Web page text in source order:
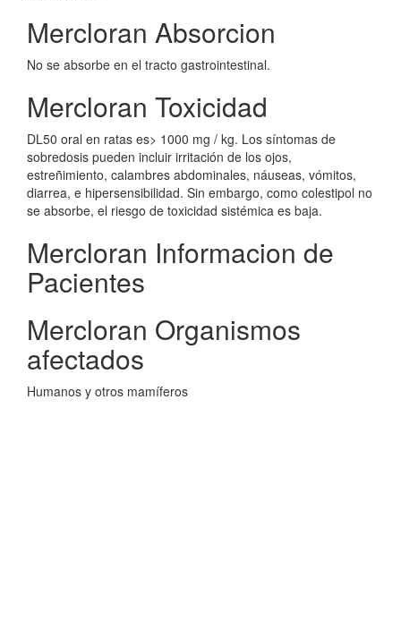
Mercloran Absorcion
No se absorbe en el tracto gastrointestinal.
Mercloran Toxicidad
DL50 oral en ratas es> 1000 mg / kg. Los síntomas de
sobredosis pueden incluir irritación de los ojos,
estreñimiento, calambres abdominales, náuseas, vómitos,
diarrea, e hipersensibilidad. Sin embargo, como colestipol no
se absorbe, el riesgo de toxicidad sistémica es baja.
Mercloran Informacion de
Pacientes
Mercloran Organismos
afectados
Humanos y otros mamíferos